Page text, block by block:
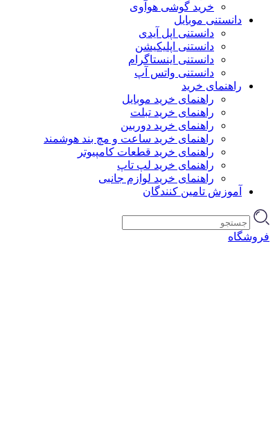
خرید گوشی هوآوی
دانستنی موبایل
دانستنی اپل آیدی
دانستنی اپلیکیشن
دانستنی اینستاگرام
دانستنی واتس آپ
راهنمای خرید
راهنمای خرید موبایل
راهنمای خرید تبلت
راهنمای خرید دوربین
راهنمای خرید ساعت و مچ بند هوشمند
راهنمای خرید قطعات کامپیوتر
راهنمای خرید لپ تاپ
راهنمای خرید لوازم جانبی
آموزش تامین کنندگان
فروشگاه